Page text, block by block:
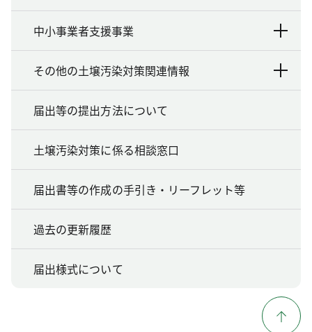
中小事業者支援事業
その他の土壌汚染対策関連情報
届出等の提出方法について
土壌汚染対策に係る相談窓口
届出書等の作成の手引き・リーフレット等
過去の更新履歴
届出様式について